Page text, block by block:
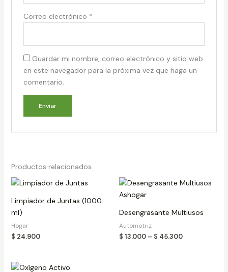
Correo electrónico *
Guardar mi nombre, correo electrónico y sitio web
en este navegador para la próxima vez que haga un
comentario.
Productos relacionados
Limpiador de Juntas (1000
ml)
Hogar
$ 24.900
Desengrasante Multiusos
Automotriz
$ 13.000 – $ 45.300
Price
$ 45.300